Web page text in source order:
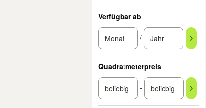
Verfügbar ab
/
Quadratmeterpreis
-